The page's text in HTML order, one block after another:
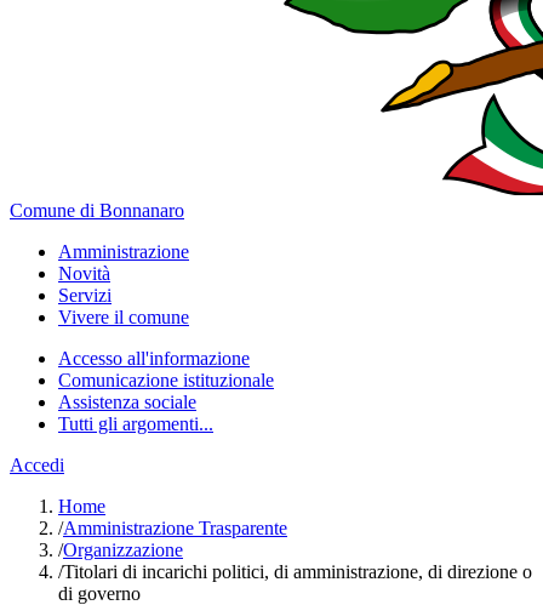
Comune di Bonnanaro
Amministrazione
Novità
Servizi
Vivere il comune
Accesso all'informazione
Comunicazione istituzionale
Assistenza sociale
Tutti gli argomenti...
Accedi
Home
/Amministrazione Trasparente
/Organizzazione
/Titolari di incarichi politici, di amministrazione, di direzione o
di governo